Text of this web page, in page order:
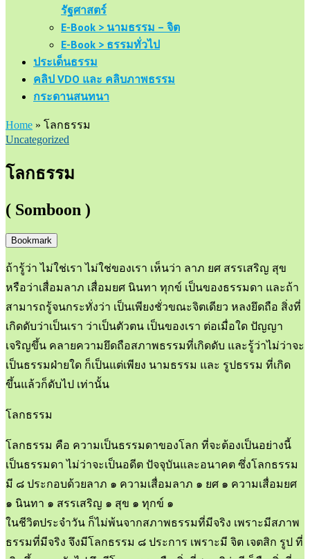
รัฐศาสตร์
E-Book > นามธรรม – จิต
E-Book > ธรรมทั่วไป
ประเด็นธรรม
คลิป VDO และ คลิบภาพธรรม
กระดานสนทนา
Home » โลกธรรม
Uncategorized
โลกธรรม
( Somboon )
Bookmark
ถ้ารู้ว่า ไม่ใช่เรา ไม่ใช่ของเรา เห็นว่า ลาภ ยศ สรรเสริญ สุข
หรือว่าเสื่อมลาภ เสื่อมยศ นินทา ทุกข์ เป็นของธรรมดา และถ้า
สามารถรู้จนกระทั่งว่า เป็นเพียงชั่วขณะจิตเดียว หลงยึดถือ สิ่งที่
เกิดดับว่าเป็นเรา ว่าเป็นตัวตน เป็นของเรา ต่อเมื่อใด ปัญญา
เจริญขึ้น คลายความยึดถือสภาพธรรมที่เกิดดับ และรู้ว่าไม่ว่าจะ
เป็นธรรมฝ่ายใด ก็เป็นแต่เพียง นามธรรม และ รูปธรรม ที่เกิด
ขึ้นแล้วก็ดับไป เท่านั้น
โลกธรรม
โลกธรรม คือ ความเป็นธรรมดาของโลก ที่จะต้องเป็นอย่างนี้
เป็นธรรมดา ไม่ว่าจะเป็นอดีต ปัจจุบันและอนาคต ซึ่งโลกธรรม
มี ๘ ประกอบด้วยลาภ ๑ ความเสื่อมลาภ ๑ ยศ ๑ ความเสื่อมยศ
๑ นินทา ๑ สรรเสริญ ๑ สุข ๑ ทุกข์ ๑
ในชีวิตประจำวัน ก็ไม่พ้นจากสภาพธรรมที่มีจริง เพราะมีสภาพ
ธรรมที่มีจริง จึงมีโลกธรรม ๘ ประการ เพราะมี จิต เจตสิก รูป ที่